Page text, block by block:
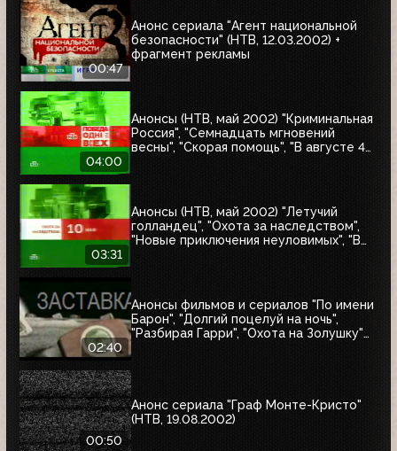
00:47
Анонс сериала "Агент национальной
безопасности" (НТВ, 12.03.2002) +
фрагмент рекламы
04:00
Анонсы (НТВ, май 2002) "Криминальная
Россия", "Семнадцать мгновений
весны", "Скорая помощь", "В августе 44-
03:31
Анонсы (НТВ, май 2002) "Летучий
голландец", "Охота за наследством",
"Новые приключения неуловимых", "В
02:40
Анонсы фильмов и сериалов "По имени
Барон", "Долгий поцелуй на ночь",
"Разбирая Гарри", "Охота на Золушку"
00:50
Анонс сериала "Граф Монте-Кристо"
(НТВ, 19.08.2002)